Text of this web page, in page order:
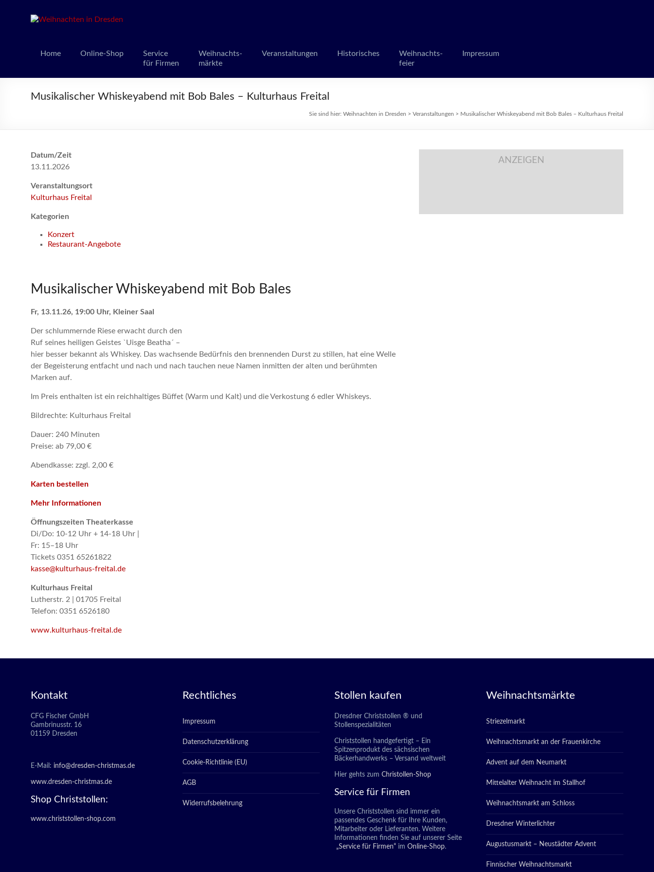
Home Online-Shop
Service
für Firmen
Weihnachts-
märkte
Veranstaltungen Historisches
Weihnachts-
feier
Impressum
Musikalischer Whiskeyabend mit Bob Bales – Kulturhaus Freital
Sie sind hier: Weihnachten in Dresden > Veranstaltungen > Musikalischer Whiskeyabend mit Bob Bales – Kulturhaus Freital
Datum/Zeit
13.11.2026
Veranstaltungsort
Kulturhaus Freital
Kategorien
Konzert
Restaurant-Angebote
Musikalischer Whiskeyabend mit Bob Bales
Fr, 13.11.26, 19:00 Uhr, Kleiner Saal
Der schlummernde Riese erwacht durch den
Ruf seines heiligen Geistes `Uisge Beatha´ –
hier besser bekannt als Whiskey. Das wachsende Bedürfnis den brennenden Durst zu stillen, hat eine Welle
der Begeisterung entfacht und nach und nach tauchen neue Namen inmitten der alten und berühmten
Marken auf.
Im Preis enthalten ist ein reichhaltiges Büffet (Warm und Kalt) und die Verkostung 6 edler Whiskeys.
Bildrechte: Kulturhaus Freital
Dauer: 240 Minuten
Preise: ab 79,00 €
Abendkasse: zzgl. 2,00 €
Karten bestellen
Mehr Informationen
Öffnungszeiten Theaterkasse
Di/Do: 10-12 Uhr + 14-18 Uhr |
Fr: 15–18 Uhr
Tickets 0351 65261822
kasse@kulturhaus-freital.de
Kulturhaus Freital
Lutherstr. 2 | 01705 Freital
Telefon: 0351 6526180
www.kulturhaus-freital.de
ANZEIGEN
Kontakt
CFG Fischer GmbH
Gambrinusstr. 16
01159 Dresden
E-Mail: info@dresden-christmas.de
www.dresden-christmas.de
Shop Christstollen:
www.christstollen-shop.com
Rechtliches
Impressum
Datenschutzerklärung
Cookie-Richtlinie (EU)
AGB
Widerrufsbelehrung
Stollen kaufen
Dresdner Christstollen ® und
Stollenspezialitäten
Christstollen handgefertigt – Ein
Spitzenprodukt des sächsischen
Bäckerhandwerks – Versand weltweit
Hier gehts zum Christollen-Shop
Service für Firmen
Unsere Christstollen sind immer ein
passendes Geschenk für Ihre Kunden,
Mitarbeiter oder Lieferanten. Weitere
Informationen finden Sie auf unserer Seite
„Service für Firmen“ im Online-Shop.
Weihnachtsmärkte
Striezelmarkt
Weihnachtsmarkt an der Frauenkirche
Advent auf dem Neumarkt
Mittelalter Weihnacht im Stallhof
Weihnachtsmarkt am Schloss
Dresdner Winterlichter
Augustusmarkt – Neustädter Advent
Finnischer Weihnachtsmarkt